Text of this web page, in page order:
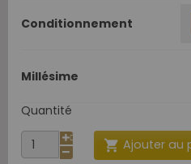
Conditionnement
Millésime
Quantité
 Ajouter au